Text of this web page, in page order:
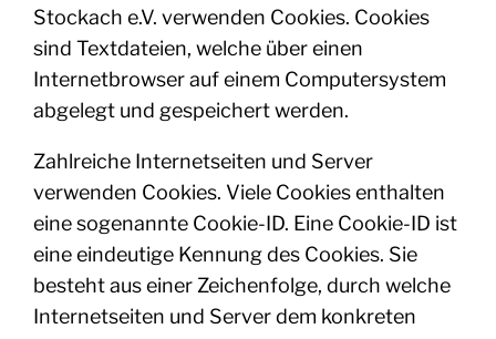
Stockach e.V. verwenden Cookies. Cookies
sind Textdateien, welche über einen
Internetbrowser auf einem Computersystem
abgelegt und gespeichert werden.
Zahlreiche Internetseiten und Server
verwenden Cookies. Viele Cookies enthalten
eine sogenannte Cookie-ID. Eine Cookie-ID ist
eine eindeutige Kennung des Cookies. Sie
besteht aus einer Zeichenfolge, durch welche
Internetseiten und Server dem konkreten